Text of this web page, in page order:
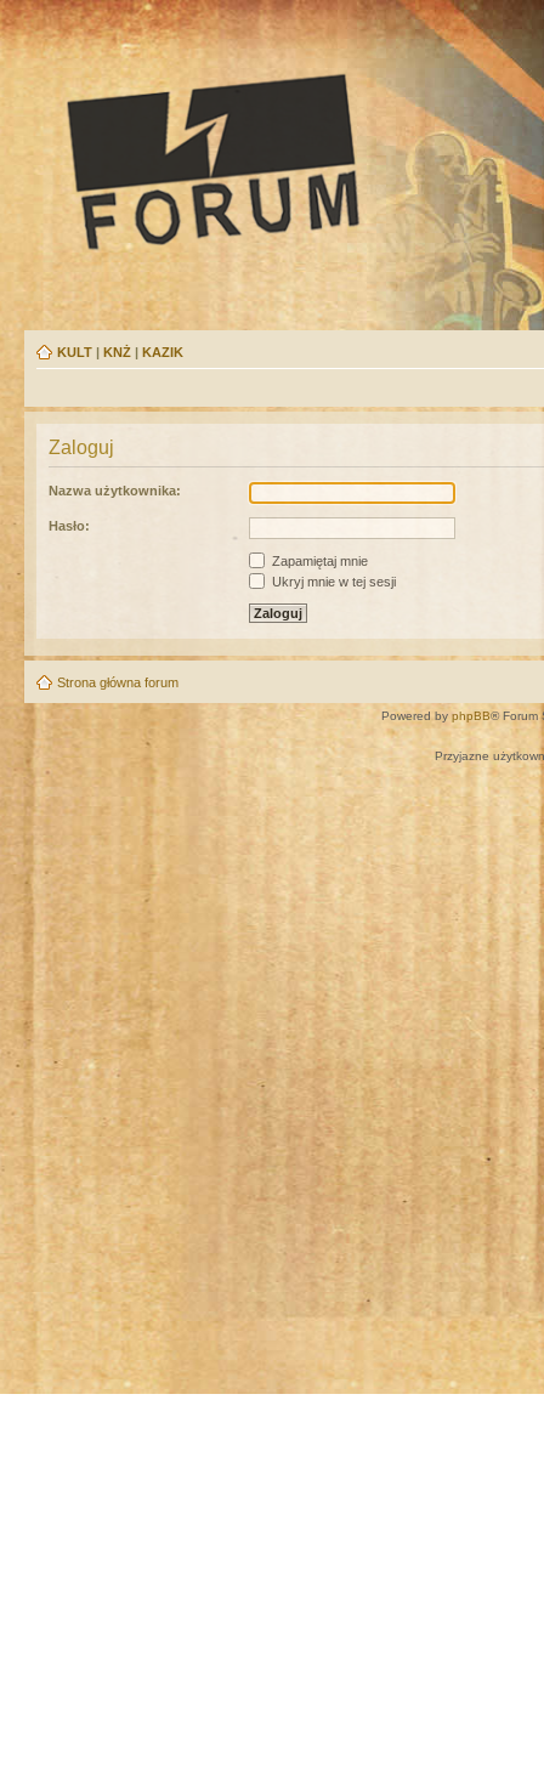
KULT | KNŻ | KAZIK
Zaloguj
Nazwa użytkownika:
Hasło:
Zapamiętaj mnie
Ukryj mnie w tej sesji
Strona główna forum
Powered by phpBB® Forum
Przyjazne